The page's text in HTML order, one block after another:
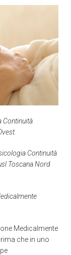
Continuità
Continuità
Toscana Nord
Medicalmente
che in uno